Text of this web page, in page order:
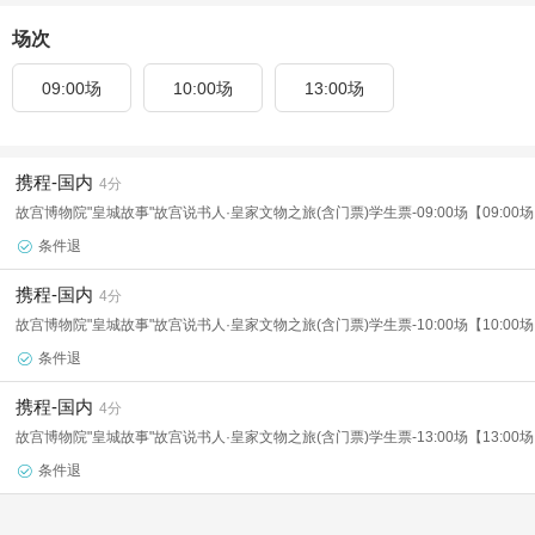
场次
09:00场 10:00场 13:00场
携程-国内 4分
故宫博物院"皇城故事"故宫说书人·皇家文物之旅(含门票)学生票-09:00场【09:00场
 条件退
携程-国内 4分
故宫博物院"皇城故事"故宫说书人·皇家文物之旅(含门票)学生票-10:00场【10:00场
 条件退
携程-国内 4分
故宫博物院"皇城故事"故宫说书人·皇家文物之旅(含门票)学生票-13:00场【13:00场
 条件退